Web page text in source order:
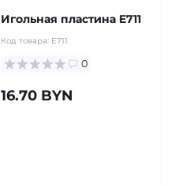
Игольная пластина E711
Код товара: E711
0
16.70 BYN